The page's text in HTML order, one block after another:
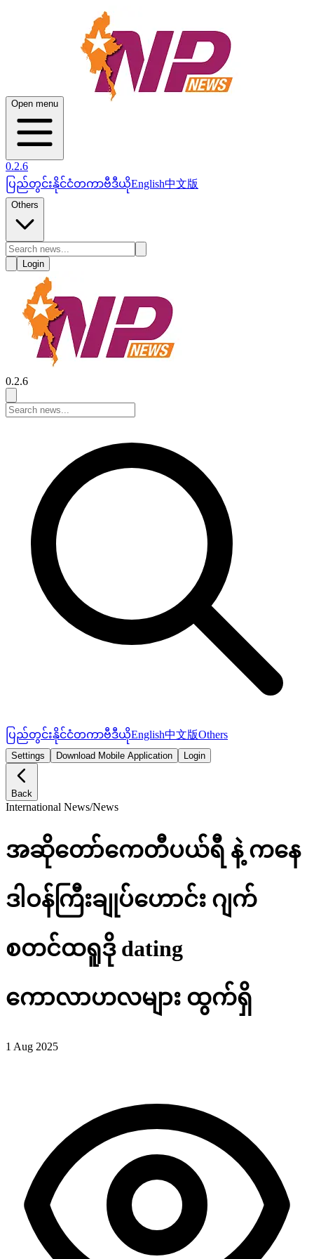
Open menu
0.2.6
ပြည်တွင်းနိုင်ငံတကာဗီဒီယိုEnglish中文版
Others
Login
0.2.6
ပြည်တွင်းနိုင်ငံတကာဗီဒီယိုEnglish中文版Others
Settings Download Mobile Application Login
Back
International News/News
အဆိုတော်ကေတီပယ်ရီ နဲ့ ကနေ
ဒါဝန်ကြီးချုပ်ဟောင်း ဂျက်
စတင်ထရူဒို dating
ကောလာဟလများ ထွက်ရှိ
1 Aug 2025